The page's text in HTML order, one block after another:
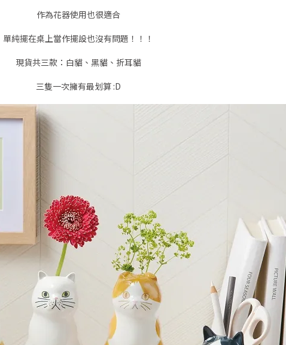
作為花器使用也很適合
單純擺在桌上當作擺設也沒有問題！！！
現貨共三款：白貓、黑貓、折耳貓
三隻一次擁有最划算 :D